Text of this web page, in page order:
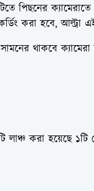
পিছনের
করা হবে, আল্ট্রা
থাকবে ক্যামেরা
লাঞ্চ করা হয়েছে ১টি